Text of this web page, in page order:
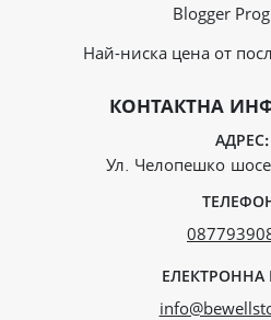
Blogger
Най-ниска цена от
КОНТАКТНА
АДРЕС:
Ул. Челопешко